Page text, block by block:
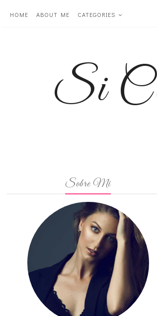
HOME ABOUT ME CATEGORIES
Si
Sobre Mi